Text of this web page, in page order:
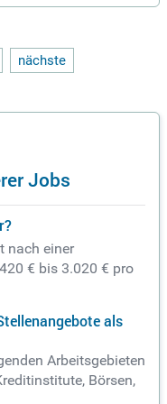
Scannerkassen zuve
Einkaufsat
eine kaufmännisc
nächste
Jobs
nach einer
€ bis 3.020 € pro
als
Arbeitsgebieten
Börsen,